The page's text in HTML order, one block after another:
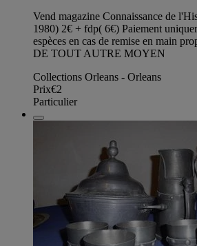
Vend magazine Connaissance de
1980) 2€ + fdp( 6€) Paiement
espèces en cas de remise en main
DE TOUT AUTRE MOYEN
Collections Orleans - Orleans
Prix€2
Particulier